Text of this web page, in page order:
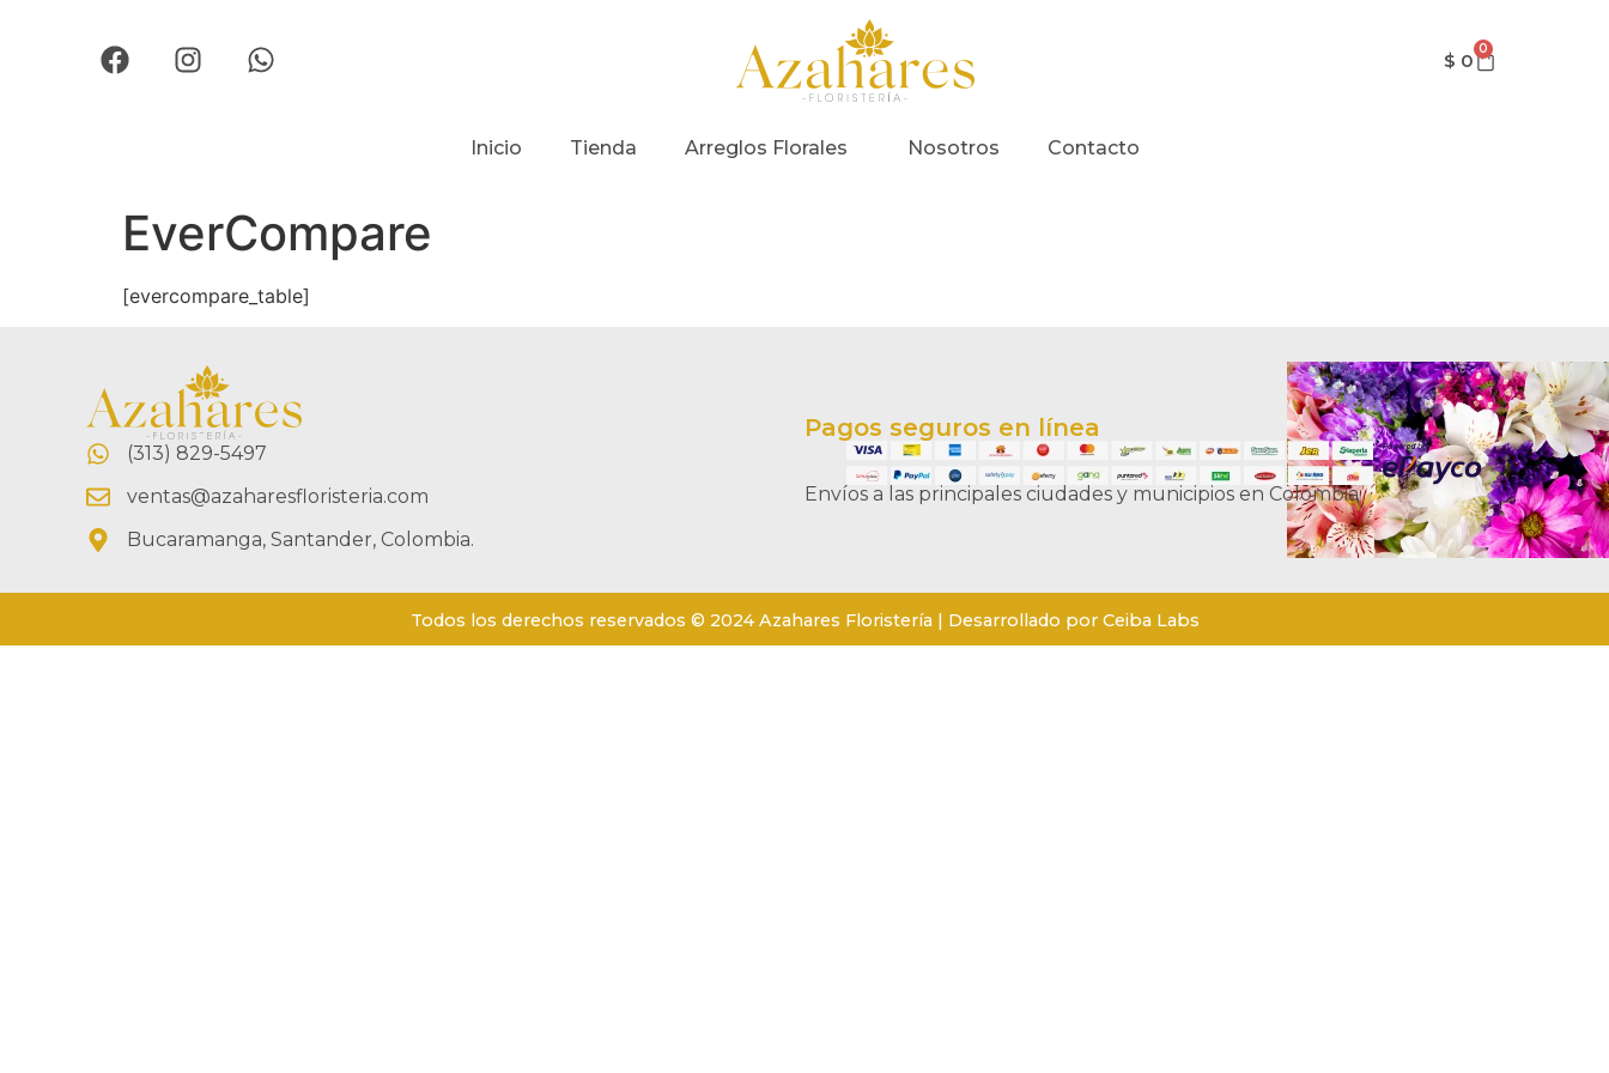
$ 0 0
Inicio Tienda Arreglos Florales Nosotros Contacto
EverCompare
[evercompare_table]
(313) 829-5497
ventas@azaharesfloristeria.com
Bucaramanga, Santander, Colombia.
Pagos seguros en línea
Envíos a las principales ciudades y municipios en Colombia
Todos los derechos reservados © 2024 Azahares Floristería | Desarrollado por Ceiba Labs